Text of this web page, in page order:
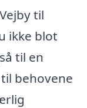
til
ikke blot
til en
behovene